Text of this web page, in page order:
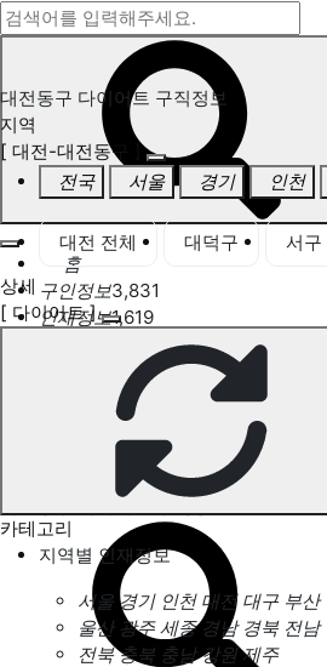
홈
구인정보3,831
인재정보1,619
고객센터
전국업체정보 마사지가이드
업체 서비스 관리
개인 서비스 관리
대전동구 다이어트 구직정보
지역
[ 대전-대전동구 ]
전국
서울 경기 인천
대전 전체 대덕구 서구
상세
[ 다이어트 ]
카테고리
지역별 인재정보
서울 경기 인천 대전 대구 부산
울산 광주 세종 경남 경북 전남
전북 충북 충남 강원 제주